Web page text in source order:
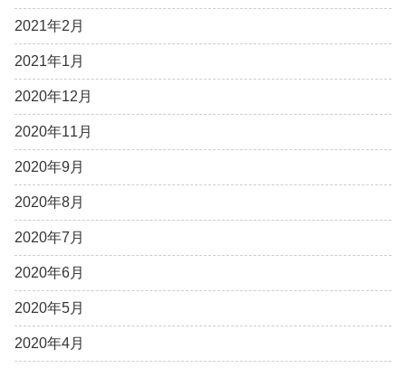
2021年2月
2021年1月
2020年12月
2020年11月
2020年9月
2020年8月
2020年7月
2020年6月
2020年5月
2020年4月